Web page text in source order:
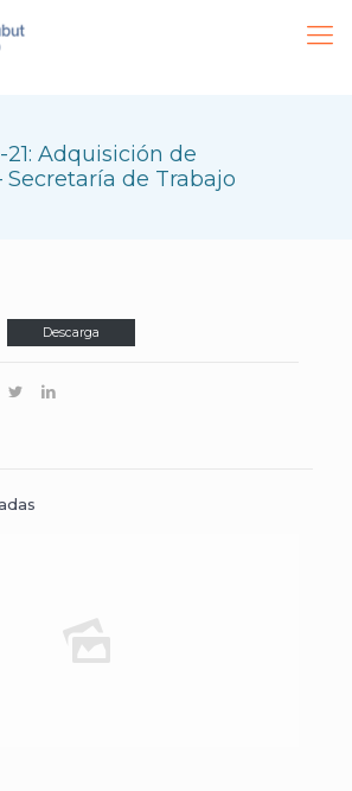
Adquisición de
de Trabajo
Descarga